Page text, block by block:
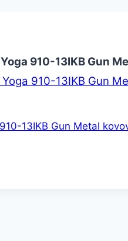
910-13IKB Gun
910-13IKB Gun
13IKB Gun Metal